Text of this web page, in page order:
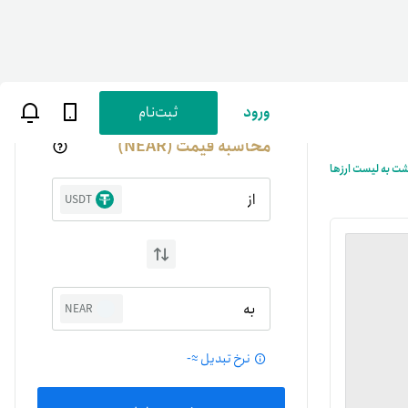
ورود ثبت‌نام
به لیست ارزها
محاسبه قیمت (NEAR)
از USDT
به NEAR
نرخ تبدیل ≈-